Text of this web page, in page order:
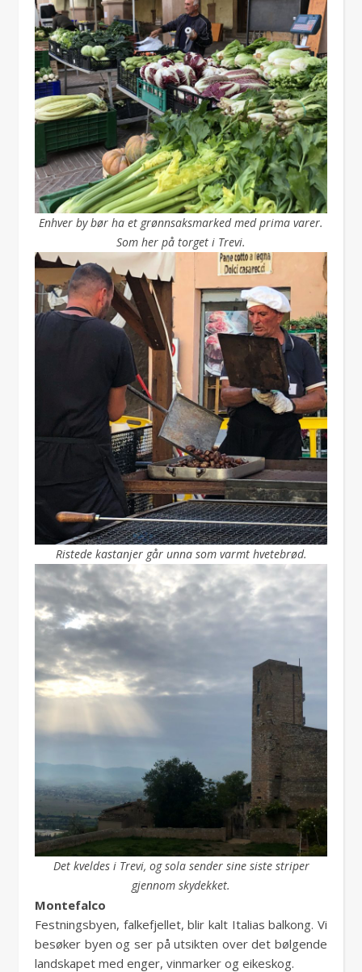
Enhver by bør ha et grønnsaksmarked med prima varer.
Som her på torget i Trevi.
Ristede kastanjer går unna som varmt hvetebrød.
Det kveldes i Trevi, og sola sender sine siste striper
gjennom skydekket.
Montefalco
Festningsbyen, falkefjellet, blir kalt Italias balkong. Vi
besøker byen og ser på utsikten over det bølgende
landskapet med enger, vinmarker og eikeskog.